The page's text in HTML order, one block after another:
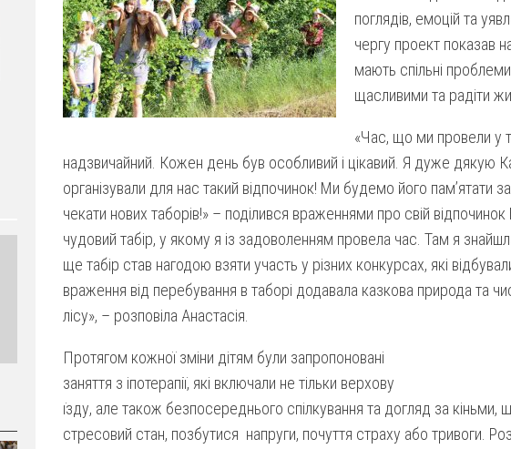
поглядів, емоцій та
чергу проект показав
мають спільні
щасливими та радіти
«Час, що ми провели у
надзвичайний. Кожен день був особливий і цікавий. Я дуже дякую
організували для нас такий відпочинок! Ми будемо його пам’ятати
чекати нових таборів!» – поділився враженнями про свій
чудовий табір, у якому я із задоволенням провела час. Там я
ще табір став нагодою взяти участь у різних конкурсах, які
враження від перебування в таборі додавала казкова природа та
лісу», – розповіла Анастасія.
Протягом кожної зміни дітям були запропоновані
заняття з іпотерапії, які включали не тільки верхову
їзду, але також безпосереднього спілкування та догляд за кіньми,
стресовий стан, позбутися напруги, почуття страху або тривоги.